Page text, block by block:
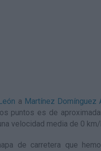
a Martínez Domínguez
puntos es de
velocidad media de 0
de carretera que